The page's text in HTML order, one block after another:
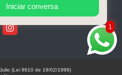
1
Iniciar conversa
(Lei 9610 de 19/02/1998)